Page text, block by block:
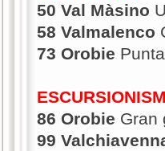
50 Val Màsino
58 Valmalenco
73 Orobie
86 Orobie Gran
99